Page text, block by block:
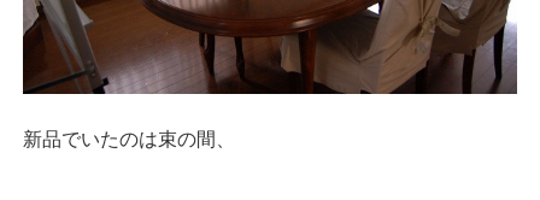
新品でいたのは束の間、